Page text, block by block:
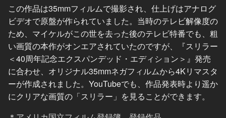
この作品は35mmフィルムで撮影され、仕上げはアナログ
ビデオで原盤が作られていました。当時のテレビ解像度の
ため、マイケルがこの世を去った後のテレビ特番でも、粗
い画質の本作がオンエアされていたのですが、『スリラー
＜40周年記念エクスパンデッド・エディション＞』発売
に合わせ、オリジナル35mmネガフィルムから4Kリマスタ
ーが作成されました。YouTubeでも、作品発表時より遥か
にクリアな画質の「スリラー」を見ることができます。